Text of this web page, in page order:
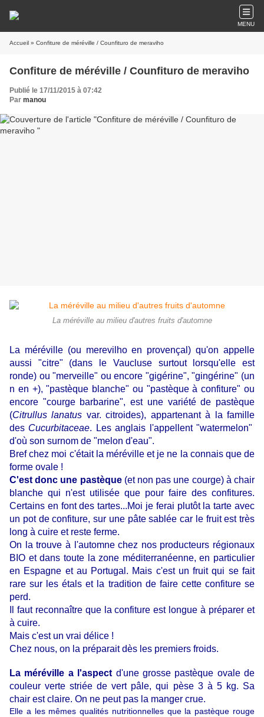
MENU
Accueil » Confiture de méréville / Counfituro de meraviho
Confiture de méréville / Counfituro de meraviho
Publié le 17/11/2015 à 07:42
Par manou
La méréville au milieu d'autres fruits d'automne
La méréville (ou merevilho en provençal) qu'on appelle
aussi "citre" (dans le Vaucluse surtout lorsqu'elle est
ronde) ou "merveille" ou encore "gigérine", "gingérine" (un
n en +), "pastèque blanche" ou "pastèque à confiture" ou
encore "courge barbarine", est une variété de pastèque
(Citrullus lanatus var. citroides), appartenant à la famille
des Cucurbitaceae. Les anglais l'appellent "watermelon"
d'où son surnom de "melon d'eau".
Bref chez moi c'était la méréville et je ne la connais que de
forme ovale !
C'est donc une pastèque (et non pas une courge) à chair
blanche qui n'est utilisée que pour faire des confitures.
Certains en font des tartes...Moi je ferai plutôt la tarte avec
un pot de confiture, sur une pâte sablée car le fruit est très
long à cuire et reste ferme.
On la trouve à l'automne chez nos producteurs régionaux
BIO et dans toute la zone méditerranéenne, en particulier
en Espagne et au Portugal. Mais c'est un fruit qui se fait
rare sur les étals et la tradition de faire cette confiture se
perd.
Il faut reconnaître que la confiture est longue à préparer et
à cuire.
Mais c'est un vrai délice !
Chez nous, on la préparait dès les premiers froids.
La méréville a l'aspect d'une grosse pastèque ovale de
couleur verte striée de vert pâle, qui pèse 3 à 5 kg. Sa
chair est claire. On ne peut pas la manger crue.
Elle a les mêmes qualités nutritionnelles que la pastèque rouge